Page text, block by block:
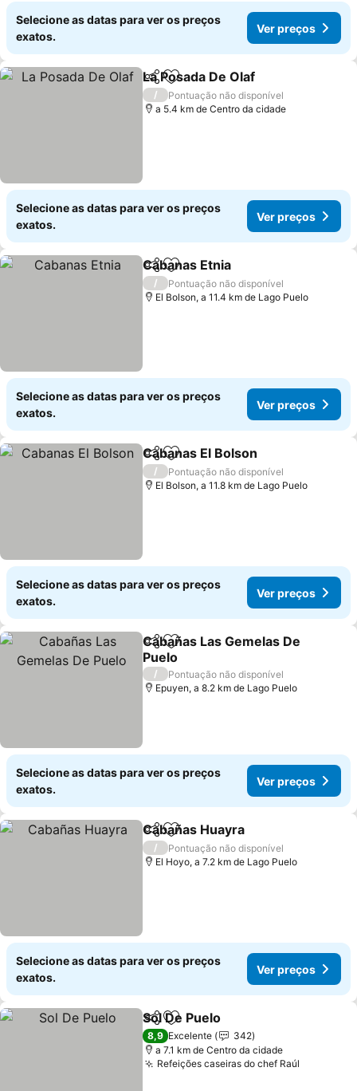
Selecione as datas para ver os preços
exatos.
Ver preços
PartilharAdicionar aos favoritos
La Posada De Olaf
/
Pontuação não disponível
a 5.4 km de Centro da cidade
Selecione as datas para ver os preços
exatos.
Ver preços
PartilharAdicionar aos favoritos
Cabanas Etnia
/
Pontuação não disponível
El Bolson, a 11.4 km de Lago Puelo
Selecione as datas para ver os preços
exatos.
Ver preços
PartilharAdicionar aos favoritos
Cabanas El Bolson
/
Pontuação não disponível
El Bolson, a 11.8 km de Lago Puelo
Selecione as datas para ver os preços
exatos.
Ver preços
PartilharAdicionar aos favoritos
Cabañas Las Gemelas De
Puelo
Ver preços
/
Pontuação não disponível
Epuyen, a 8.2 km de Lago Puelo
Selecione as datas para ver os preços
exatos.
Ver preços
PartilharAdicionar aos favoritos
Cabañas Huayra
/
Pontuação não disponível
El Hoyo, a 7.2 km de Lago Puelo
Selecione as datas para ver os preços
exatos.
Ver preços
PartilharAdicionar aos favoritos
Sol De Puelo
8,9 Excelente
342
a 7.1 km de Centro da cidade
Refeições caseiras do chef Raúl